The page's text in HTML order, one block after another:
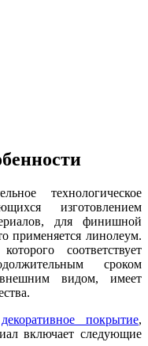
технологическое
изготовлением
для финишной
применяется линолеум.
соответствует
сроком
внешним видом, имеет
декоративное покрытие,
включает следующие